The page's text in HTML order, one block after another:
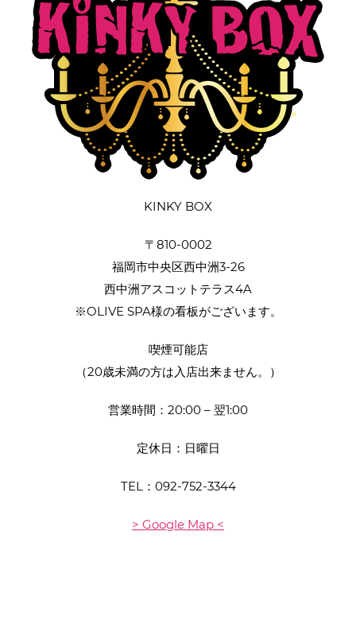
KINKY BOX
〒810-0002
福岡市中央区西中洲3-26
西中洲アスコットテラス4A
※OLIVE SPA様の看板がございます。
喫煙可能店
（20歳未満の方は入店出来ません。）
営業時間：20:00 – 翌1:00
定休日：日曜日
TEL： 092-752-3344
> Google Map <